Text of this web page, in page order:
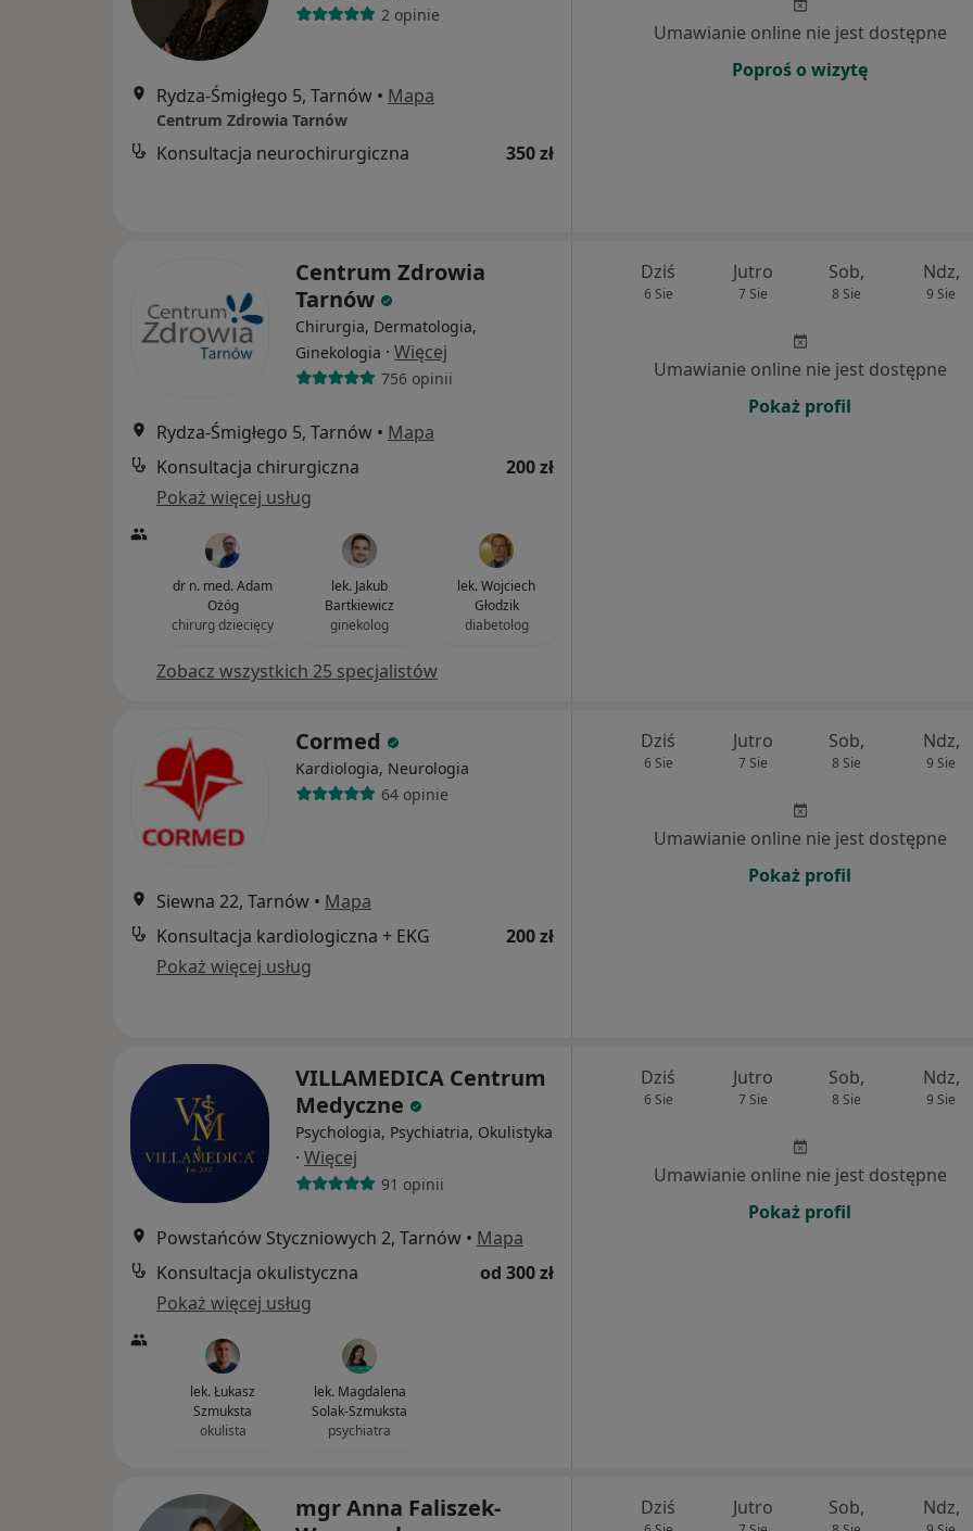
2 opinie
Rydza-Śmigłego 5, Tarnów • Mapa
Centrum Zdrowia Tarnów
Konsultacja neurochirurgiczna 350 zł
Umawianie online nie jest dostępne
Poproś o wizytę
Centrum Zdrowia
Tarnów
Chirurgia, Dermatologia,
Ginekologia · Więcej
756 opinii
Rydza-Śmigłego 5, Tarnów • Mapa
Konsultacja chirurgiczna
200 zł
Pokaż więcej usług
dr n. med. Adam
Ożóg
chirurg dziecięcy
lek. Jakub
Bartkiewicz
ginekolog
lek. Wojciech
Głodzik
diabetolog
Zobacz wszystkich 25 specjalistów
Dziś
6 Sie
Jutro
7 Sie
Sob,
8 Sie
Ndz,
9 Sie
Umawianie online nie jest dostępne
Pokaż profil
Cormed
Kardiologia, Neurologia
64 opinie
Siewna 22, Tarnów • Mapa
Konsultacja kardiologiczna + EKG
200 zł
Pokaż więcej usług
Dziś
6 Sie
Jutro
7 Sie
Sob,
8 Sie
Ndz,
9 Sie
Umawianie online nie jest dostępne
Pokaż profil
VILLAMEDICA Centrum
Medyczne
Psychologia, Psychiatria, Okulistyka
· Więcej
91 opinii
Powstańców Styczniowych 2, Tarnów • Mapa
Konsultacja okulistyczna
od 300 zł
Pokaż więcej usług
lek. Łukasz
Szmuksta
okulista
lek. Magdalena
Solak-Szmuksta
psychiatra
Dziś
6 Sie
Jutro
7 Sie
Sob,
8 Sie
Ndz,
9 Sie
Umawianie online nie jest dostępne
Pokaż profil
mgr Anna Faliszek-
Dziś Jutro Sob, Ndz,